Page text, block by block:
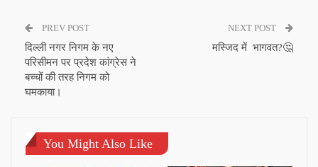
PREV POST
दिल्ली नगर निगम के नए
परिसीमन पर प्रदेश कांग्रेस ने
बच्चों की तरह निगम को
घमकाया।
NEXT POST
मस्जिद में भागवत?🤔
You Might Also Like